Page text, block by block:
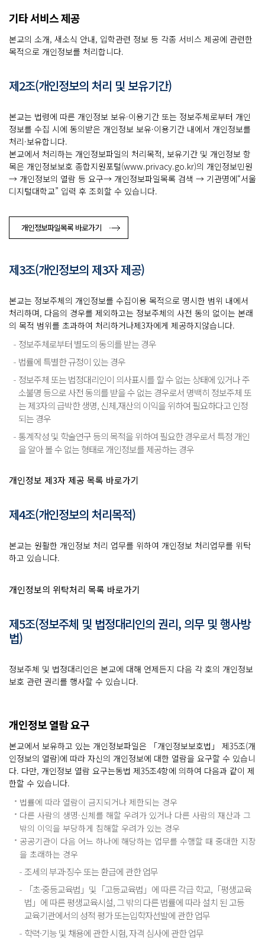
기타 서비스 제공
본교의 소개, 새소식 안내, 입학관련 정보 등 각종 서비스 제공에 관련한
목적으로 개인정보를 처리합니다.
제2조(개인정보의 처리 및 보유기간)
본교는 법령에 따른 개인정보 보유·이용기간 또는 정보주체로부터 개인
정보를 수집 시에 동의받은 개인정보 보유·이용기간 내에서 개인정보를
처리·보유합니다.
본교에서 처리하는 개인정보파일의 처리목적, 보유기간 및 개인정보 항
목은 개인정보보호 종합지원포털(www.privacy.go.kr)의 개인정보민원
→ 개인정보의 열람 등 요구→ 개인정보파일목록 검색 → 기관명에“서울
디지털대학교” 입력 후 조회할 수 있습니다.
개인정보파일목록 바로가기
제3조(개인정보의 제3자 제공)
본교는 정보주체의 개인정보를 수집이용 목적으로 명시한 범위 내에서
처리하며, 다음의 경우를 제외하고는 정보주체의 사전 동의 없이는 본래
의 목적 범위를 초과하여 처리하거나제3자에게 제공하지않습니다.
정보주체로부터 별도의 동의를 받는 경우
법률에 특별한 규정이 있는 경우
정보주체 또는 법정대리인이 의사표시를 할 수 없는 상태에 있거나 주
소불명 등으로 사전 동의를 받을 수 없는 경우로서 명백히 정보주체 또
는 제3자의 급박한 생명, 신체,재산의 이익을 위하여 필요하다고 인정
되는 경우
통계작성 및 학술연구 등의 목적을 위하여 필요한 경우로서 특정 개인
을 알아 볼 수 없는 형태로 개인정보를 제공하는 경우
개인정보 제3자 제공 목록 바로가기
제4조(개인정보의 처리목적)
본교는 원활한 개인정보 처리 업무를 위하여 개인정보 처리업무를 위탁
하고 있습니다.
개인정보의 위탁처리 목록 바로가기
제5조(정보주체 및 법정대리인의 권리, 의무 및 행사방
법)
정보주체 및 법정대리인은 본교에 대해 언제든지 다음 각 호의 개인정보
보호 관련 권리를 행사할 수 있습니다.
개인정보 열람 요구
본교에서 보유하고 있는 개인정보파일은 「개인정보보호법」 제35조(개
인정보의 열람)에 따라 자신의 개인정보에 대한 열람을 요구할 수 있습니
다. 다만, 개인정보 열람 요구는동법 제35조4항에 의하여 다음과 같이 제
한할 수 있습니다.
법률에 따라 열람이 금지되거나 제한되는 경우
다른 사람의 생명·신체를 해할 우려가 있거나 다른 사람의 재산과 그
밖의 이익을 부당하게 침해할 우려가 있는 경우
공공기관이 다음 어느 하나에 해당하는 업무를 수행할 때 중대한 지장
을 초래하는 경우
조세의 부과·징수 또는 환급에 관한 업무
「초·중등교육법」및「고등교육법」에 따른 각급 학교,「평생교육
법」에 따른 평생교육시설, 그 밖의 다른 법률에 따라 설치 된 고등
교육기관에서의 성적 평가 또는입학자선발에 관한 업무
학력·기능 및 채용에 관한 시험, 자격 심사에 관한 업무